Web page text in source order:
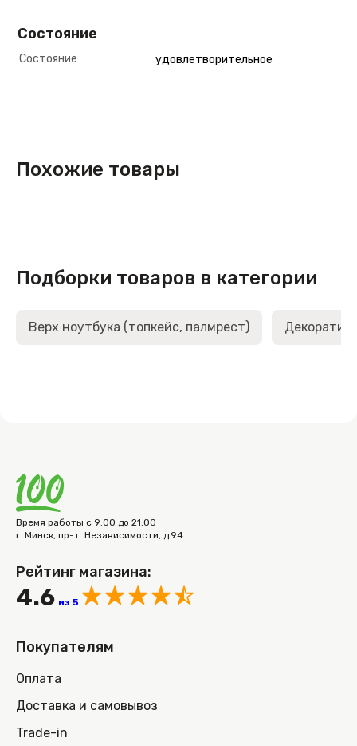
Состояние
Состояние удовлетворительное
Похожие товары
Подборки товаров в категории
Верх ноутбука (топкейс, палмрест)
Время работы с 9:00 до 21:00
г. Минск, пр-т. Независимости, д.94
Рейтинг магазина:
4.6 из 5
Покупателям
Оплата
Доставка и самовывоз
Trade-in